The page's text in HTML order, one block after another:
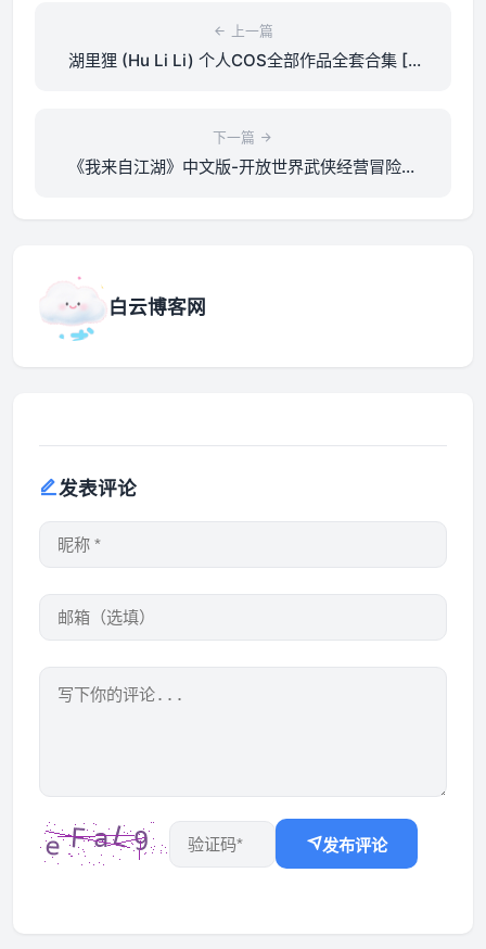
上一篇
湖里狸 (Hu Li Li) 个人COS全部作品全套合集 [6
下一篇
《我来自江湖》中文版-开放世界武侠经营冒险游
白云博客网
发表评论
发布评论